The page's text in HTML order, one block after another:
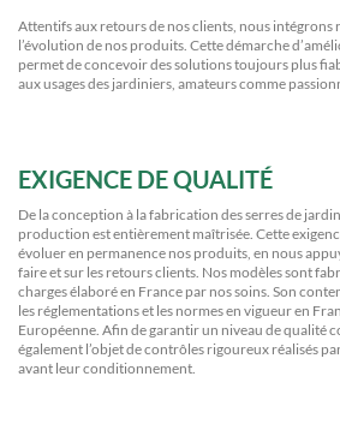
Attentifs aux retours de nos clients, nous intégrons
l’évolution de nos produits. Cette démarche
permet de concevoir des solutions toujours plus
aux usages des jardiniers, amateurs comme
EXIGENCE DE QUALITÉ
De la conception à la fabrication des serres de
production est entièrement maîtrisée. Cette
évoluer en permanence nos produits, en nous
faire et sur les retours clients. Nos modèles sont
charges élaboré en France par nos soins. Son
les réglementations et les normes en vigueur en
Européenne. Afin de garantir un niveau de qualité
également l’objet de contrôles rigoureux réalisés
avant leur conditionnement.